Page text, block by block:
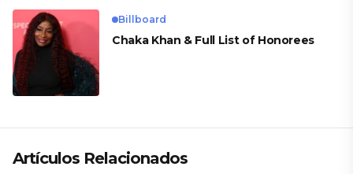
Billboard
Chaka Khan & Full List of Honorees
Artículos Relacionados